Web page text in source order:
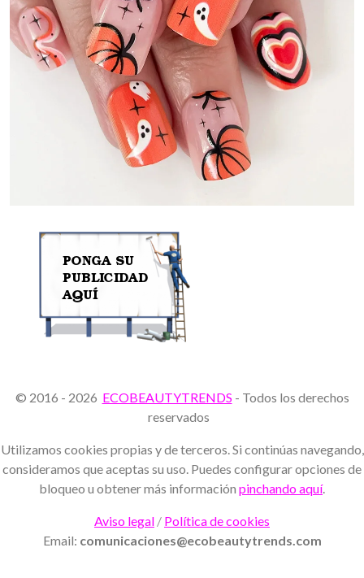
© 2016 - 2026 ECOBEAUTYTRENDS - Todos los derechos
reservados
Utilizamos cookies propias y de terceros. Si continúas navegando,
consideramos que aceptas su uso. Puedes configurar opciones de
bloqueo u obtener más información pinchando aquí.
Aviso legal / Política de cookies
Email: comunicaciones@ecobeautytrends.com